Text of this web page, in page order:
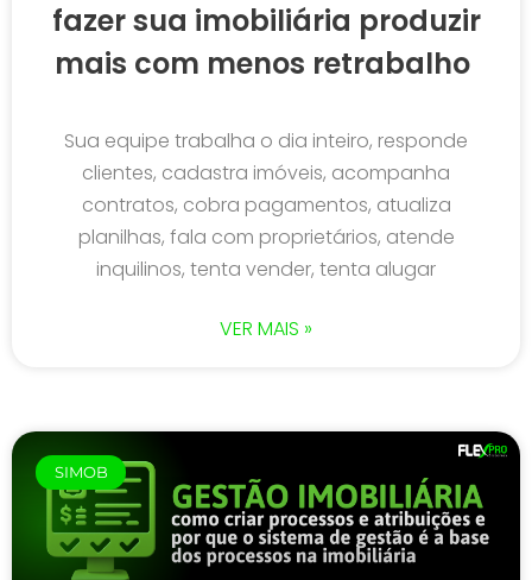
fazer sua imobiliária produzir
mais com menos retrabalho
Sua equipe trabalha o dia inteiro, responde
clientes, cadastra imóveis, acompanha
contratos, cobra pagamentos, atualiza
planilhas, fala com proprietários, atende
inquilinos, tenta vender, tenta alugar
VER MAIS »
SIMOB